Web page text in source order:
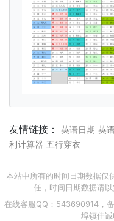
友情链接： 英语日期 英
利计算器 五行穿衣
本站中所有的时间日期数据仅
任，时间日期数据请
在线客服QQ：543690914，
埠镇佳诚